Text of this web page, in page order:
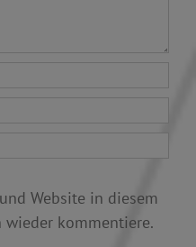
Website in diesem
wieder kommentiere.